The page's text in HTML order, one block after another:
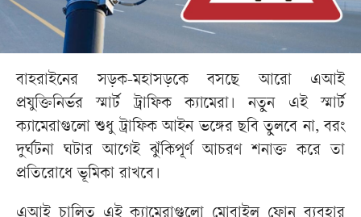
বাহরাইনের সড়ক-মহাসড়কে বসছে আরো এআই
প্রযুক্তিনির্ভর স্মার্ট ট্রাফিক ক্যামেরা। নতুন এই স্মার্ট
ক্যামেরাগুলো শুধু ট্রাফিক আইন ভঙ্গের ছবি তুলবে না, বরং
দুর্ঘটনা ঘটার আগেই ঝুঁকিপূর্ণ আচরণ শনাক্ত করে তা
প্রতিরোধে ভূমিকা রাখবে।